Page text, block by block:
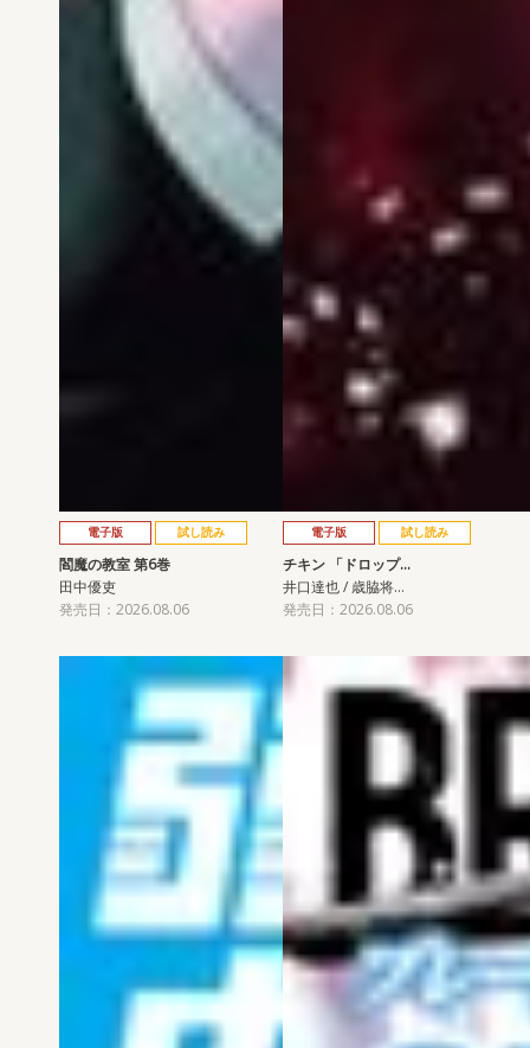
電子版 試し読み
閻魔の教室 第6巻
田中優吏
発売日：2026.08.06
電子版 試し読み
チキン 「ドロップ…
井口達也 / 歳脇将…
発売日：2026.08.06